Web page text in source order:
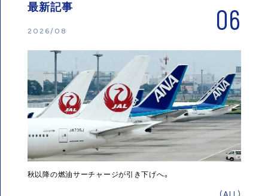
最新記事
2026/08 06
秋以降の燃油サーチャージが引き下げへ。